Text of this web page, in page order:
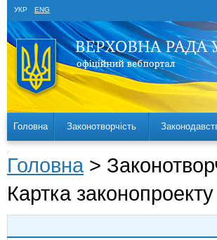
УКР ENG
Головна Законотворчість
Головна >
Картка